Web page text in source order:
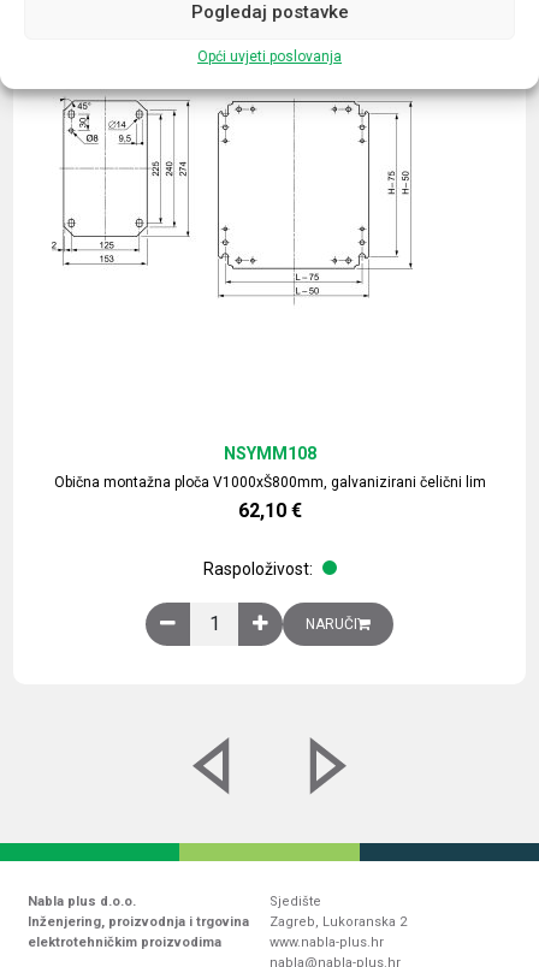
Pogledaj postavke
Opći uvjeti poslovanja
Obična montažna ploča V1000xŠ800mm, galvanizirani čelični lim
NSYMM108
62,10 €
Raspoloživost:
Obična montažna ploča V1000xŠ800mm,
NARUČI
Nabla plus d.o.o.
Inženjering, proizvodnja i trgovina
elektrotehničkim proizvodima
Sjedište
Zagreb, Lukoranska 2
www.nabla-plus.hr
nabla@nabla-plus.hr